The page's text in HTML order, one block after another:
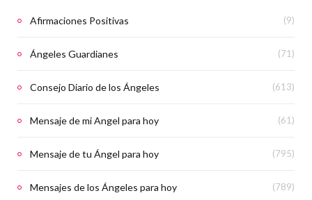
Afirmaciones Positivas (9)
Ángeles Guardianes (71)
Consejo Diario de los Ángeles (613)
Mensaje de mi Angel para hoy (61)
Mensaje de tu Ángel para hoy (795)
Mensajes de los Ángeles para hoy (789)